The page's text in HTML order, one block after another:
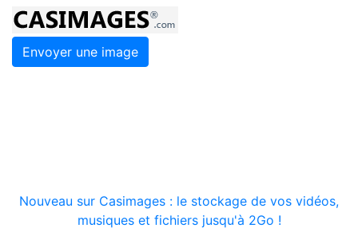
Envoyer une image
Nouveau sur Casimages : le stockage de vos vidéos,
musiques et fichiers jusqu'à 2Go !